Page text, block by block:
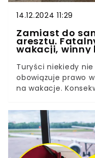
14.12.2024 11:29
Zamiast do
aresztu.
wakacji, winny
Turyści niekiedy
obowiązuje prawo
na wakacje.
Odwiedził
jednak już na
bowiem ze sobą
spotkało, jest
podróżnych.